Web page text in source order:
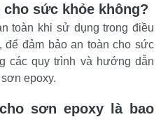
sức khỏe không?
toàn khi sử dụng trong điều
để đảm bảo an toàn cho sức
các quy trình và hướng dẫn
epoxy.
sơn epoxy là bao